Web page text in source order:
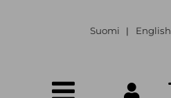
Suomi | English